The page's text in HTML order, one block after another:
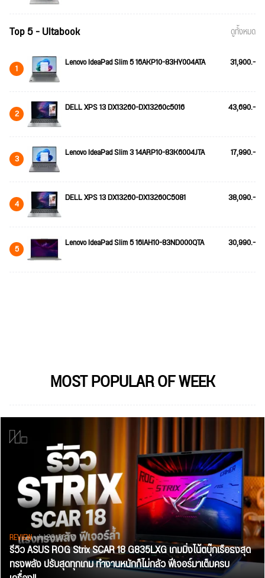
Top 5 - Ultabook ดูทั้งหมด
1 Lenovo IdeaPad Slim 5 16AKP10-83HY004ATA 31,900.-
2 DELL XPS 13 DX13260-DX13260c5016 43,690.-
3 Lenovo IdeaPad Slim 3 14ARP10-83K6004JTA 17,990.-
4 DELL XPS 13 DX13260-DX13260C5081 38,090.-
5 Lenovo IdeaPad Slim 5 16IAH10-83ND000QTA 30,990.-
MOST POPULAR OF WEEK
REVIEW• Jul 28, 2026
รีวิว ASUS ROG Strix SCAR 18 G835LXG เกมมิ่งโน้ตบุ๊กเรือธงสุด
ทรงพลัง ปรับสุดทุกเกม ทำงานหนักก็ไม่กลัว ฟีเจอร์มาเต็มครบ